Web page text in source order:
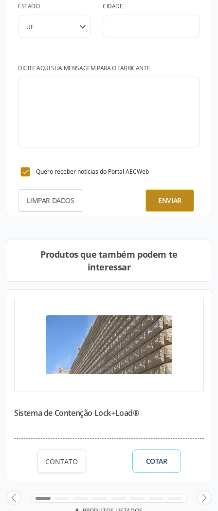
ESTADO CIDADE
DIGITE AQUI SUA MENSAGEM PARA O FABRICANTE
Quero receber notícias do Portal AECWeb
LIMPAR DADOS ENVIAR
Produtos que também podem te
interessar
Sistema de Contenção Lock+Load®
CONTATO COTAR